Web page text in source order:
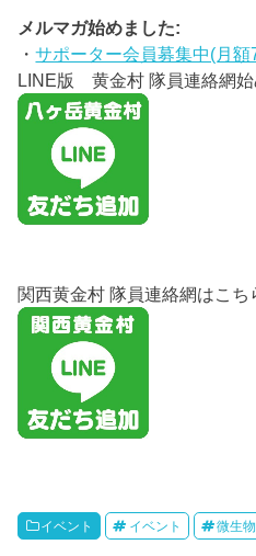
メルマガ始めました:
・サポーター会員募集中(月額
LINE版 黄金村 隊員連絡網始
関西黄金村 隊員連絡網はこち
イベント イベント 微生物